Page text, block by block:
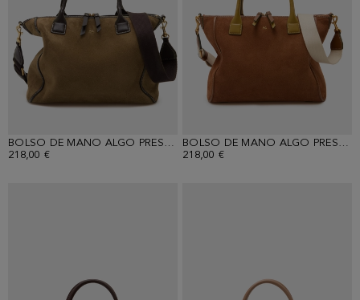
BOLSO DE MANO ALGO PRESTADO
218,00 €
BOLSO DE MANO ALGO PRESTADO
218,00 €